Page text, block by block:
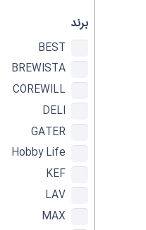
برند
BEST
BREWISTA
COREWILL
DELI
GATER
Hobby Life
KEF
LAV
MAX